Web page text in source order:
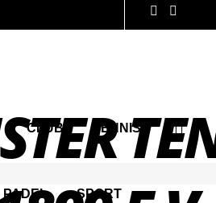
CLUB TENNIS
PADEL SPORT